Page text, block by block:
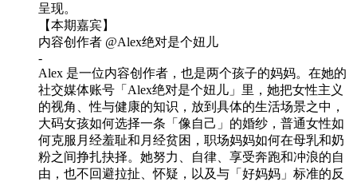
呈现。
【本期嘉宾】
内容创作者 @Alex绝对是个妞儿
-
Alex 是一位内容创作者，也是两个孩子的妈妈。在她的
社交媒体账号「Alex绝对是个妞儿」里，她把女性主义
的视角、性与健康的知识，放到具体的生活场景之中，
大码女孩如何选择一条「像自己」的婚纱，普通女性如
何克服月经羞耻和月经贫困，职场妈妈如何在母乳和奶
粉之间挣扎抉择。她努力、自律、享受奔跑和冲浪的自
由，也不回避拉扯、怀疑，以及与「好妈妈」标准的反